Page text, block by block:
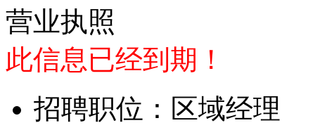
营业执照
此信息已经到期！
招聘职位：区域经理